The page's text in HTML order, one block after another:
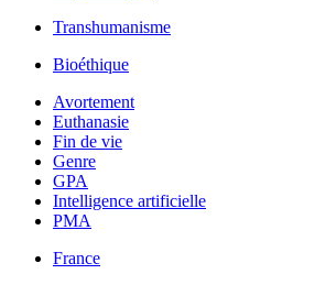
Transhumanisme
Bioéthique
Avortement
Euthanasie
Fin de vie
Genre
GPA
Intelligence artificielle
PMA
France